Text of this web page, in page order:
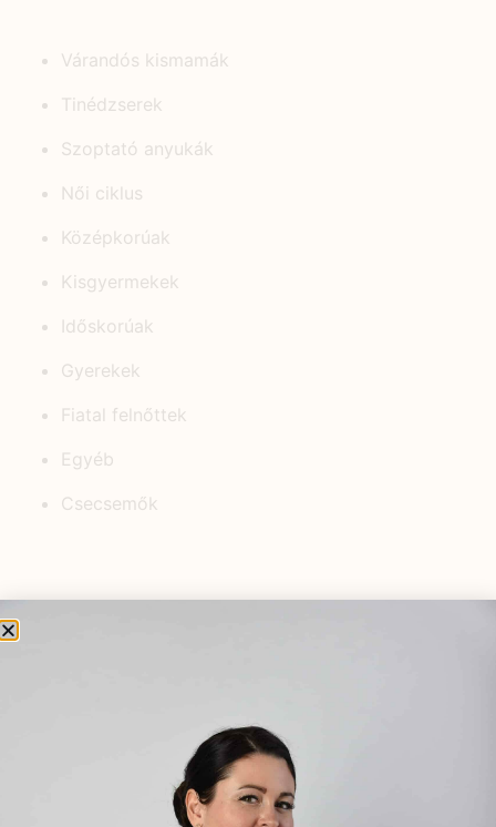
Várandós kismamák
Tinédzserek
Szoptató anyukák
Női ciklus
Középkorúak
Kisgyermekek
Időskorúak
Gyerekek
Fiatal felnőttek
Egyéb
Csecsemők
Meddőség kezelése
természetesen – hormonrendszer
harmonizálása gyógynövényekkel